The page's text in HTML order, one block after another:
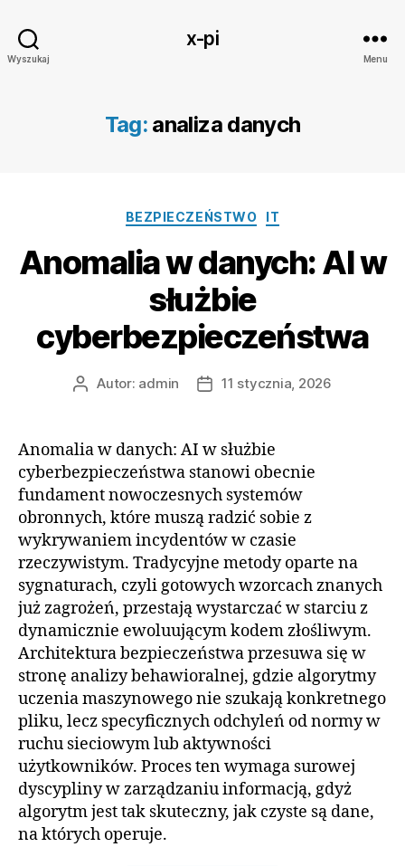
Wyszukaj
x-pi
Menu
Tag: analiza danych
Kategorie
BEZPIECZEŃSTWO IT
Anomalia w danych: AI w
służbie
cyberbezpieczeństwa
AutorAutor: admin
Data11 stycznia, 2026
Anomalia w danych: AI w służbie
cyberbezpieczeństwa stanowi obecnie
fundament nowoczesnych systemów
obronnych, które muszą radzić sobie z
wykrywaniem incydentów w czasie
rzeczywistym. Tradycyjne metody oparte na
sygnaturach, czyli gotowych wzorcach znanych
już zagrożeń, przestają wystarczać w starciu z
dynamicznie ewoluującym kodem złośliwym.
Architektura bezpieczeństwa przesuwa się w
stronę analizy behawioralnej, gdzie algorytmy
uczenia maszynowego nie szukają konkretnego
pliku, lecz specyficznych odchyleń od normy w
ruchu sieciowym lub aktywności
użytkowników. Proces ten wymaga surowej
dyscypliny w zarządzaniu informacją, gdyż
algorytm jest tak skuteczny, jak czyste są dane,
na których operuje.